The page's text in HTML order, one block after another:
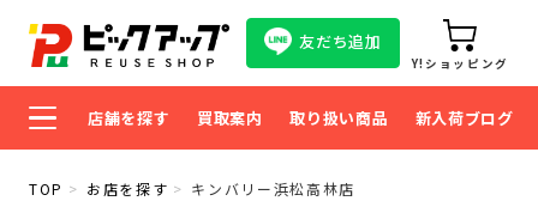
友だち追加
Y!ショッピング
店舗を探す 買取案内 取り扱い商品 新入荷ブログ
TOP お店を探す キンバリー浜松高林店